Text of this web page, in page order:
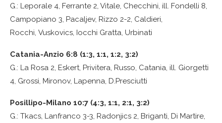
G.: Leporale 4, Ferrante 2, Vitale, Checchini, ill. Fondelli 8,
Campopiano 3, Pacaljev, Rizzo 2-2, Caldieri,
Rocchi, Vuskovics, Iocchi Gratta, Urbinati
Catania-Anzio 6:8 (1:3, 1:1, 1:2, 3:2)
G.: La Rosa 2, Eskert, Privitera, Russo, Catania, ill. Giorgetti
4, Grossi, Mironov, Lapenna, D.Presciutti
Posillipo-Milano 10:7 (4:3, 1:1, 2:1, 3:2)
G.: Tkacs, Lanfranco 3-3, Radonjics 2, Briganti, Di Martire,